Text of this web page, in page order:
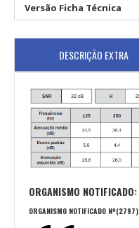
Versão Ficha Técnica
DESCRIÇÃO EXTRA
ORGANISMO NOTIFICADO:
ORGANISMO NOTIFICADO Nº(2797)